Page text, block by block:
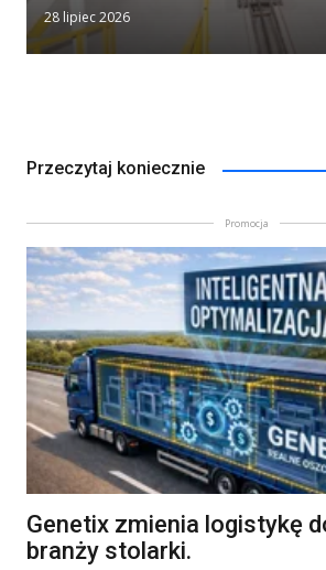
28 lipiec 2026
Przeczytaj koniecznie
Promocja
Genetix zmienia logistykę
branży stolarki.